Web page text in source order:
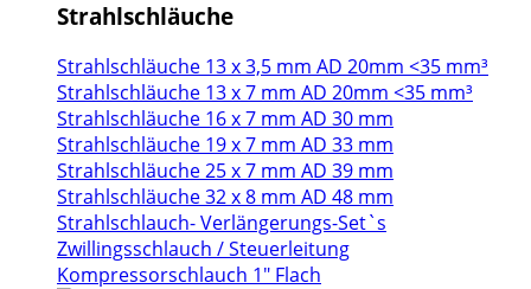
Strahlschläuche
Strahlschläuche 13 x 3,5 mm AD 20mm <35 mm³
Strahlschläuche 13 x 7 mm AD 20mm <35 mm³
Strahlschläuche 16 x 7 mm AD 30 mm
Strahlschläuche 19 x 7 mm AD 33 mm
Strahlschläuche 25 x 7 mm AD 39 mm
Strahlschläuche 32 x 8 mm AD 48 mm
Strahlschlauch- Verlängerungs-Set`s
Zwillingsschlauch / Steuerleitung
Kompressorschlauch 1" Flach